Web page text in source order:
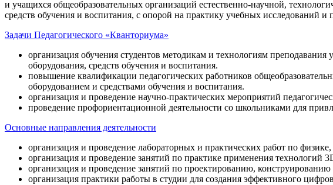
и учащихся общеобразовательных организаций естественно-научной,
средств обучения и воспитания, с опорой на практику учебных исследований и
Задачи Педагогического «Кванториума»
организация обучения студентов методикам и технологиям
оборудования, средств обучения и воспитания.
повышение квалификации педагогических работников
оборудованием и средствами обучения и воспитания.
организация и проведение научно-практических мероприятий
проведение профориентационной деятельности со школьниками для
Основные направления деятельности
организация и проведение лабораторных и практических работ по
организация и проведение занятий по практике применения
организация и проведение занятий по проектированию,
организация практики работы в студии для создания эффективного